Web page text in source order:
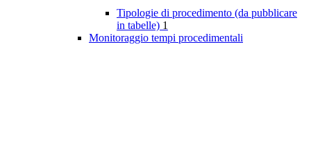
Tipologie di procedimento (da pubblicare
in tabelle) 1
Monitoraggio tempi procedimentali